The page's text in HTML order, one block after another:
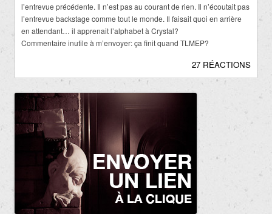
l’entrevue précédente. Il n’est pas au courant de rien. Il n’écoutait pas
l’entrevue backstage comme tout le monde. Il faisait quoi en arrière
en attendant… il apprenait l’alphabet à Crystal?
Commentaire inutile à m’envoyer: ça finit quand TLMEP?
27 RÉACTIONS